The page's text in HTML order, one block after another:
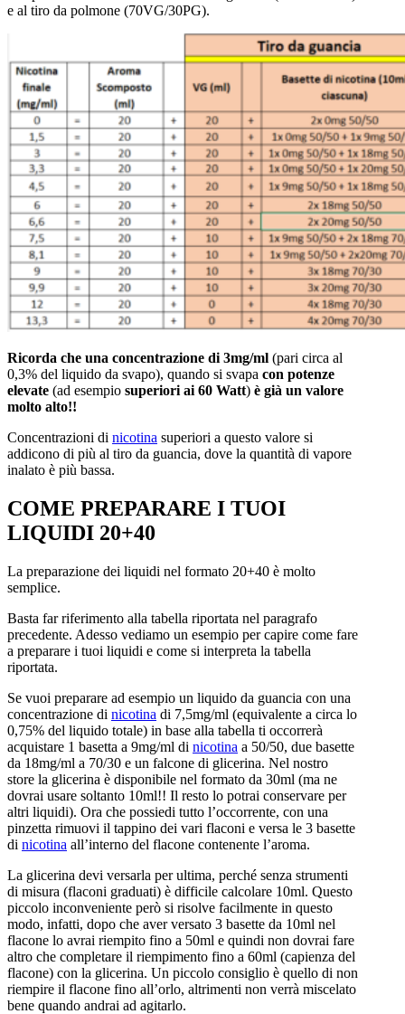
e al tiro da polmone (70VG/30PG).
Ricorda che una concentrazione di 3mg/ml (pari circa al
0,3% del liquido da svapo), quando si svapa con potenze
elevate (ad esempio superiori ai 60 Watt) è già un valore
molto alto!!
Concentrazioni di nicotina superiori a questo valore si
addicono di più al tiro da guancia, dove la quantità di vapore
inalato è più bassa.
COME PREPARARE I TUOI
LIQUIDI 20+40
La preparazione dei liquidi nel formato 20+40 è molto
semplice.
Basta far riferimento alla tabella riportata nel paragrafo
precedente. Adesso vediamo un esempio per capire come fare
a preparare i tuoi liquidi e come si interpreta la tabella
riportata.
Se vuoi preparare ad esempio un liquido da guancia con una
concentrazione di nicotina di 7,5mg/ml (equivalente a circa lo
0,75% del liquido totale) in base alla tabella ti occorrerà
acquistare 1 basetta a 9mg/ml di nicotina a 50/50, due basette
da 18mg/ml a 70/30 e un falcone di glicerina. Nel nostro
store la glicerina è disponibile nel formato da 30ml (ma ne
dovrai usare soltanto 10ml!! Il resto lo potrai conservare per
altri liquidi). Ora che possiedi tutto l’occorrente, con una
pinzetta rimuovi il tappino dei vari flaconi e versa le 3 basette
di nicotina all’interno del flacone contenente l’aroma.
La glicerina devi versarla per ultima, perché senza strumenti
di misura (flaconi graduati) è difficile calcolare 10ml. Questo
piccolo inconveniente però si risolve facilmente in questo
modo, infatti, dopo che aver versato 3 basette da 10ml nel
flacone lo avrai riempito fino a 50ml e quindi non dovrai fare
altro che completare il riempimento fino a 60ml (capienza del
flacone) con la glicerina. Un piccolo consiglio è quello di non
riempire il flacone fino all’orlo, altrimenti non verrà miscelato
bene quando andrai ad agitarlo.